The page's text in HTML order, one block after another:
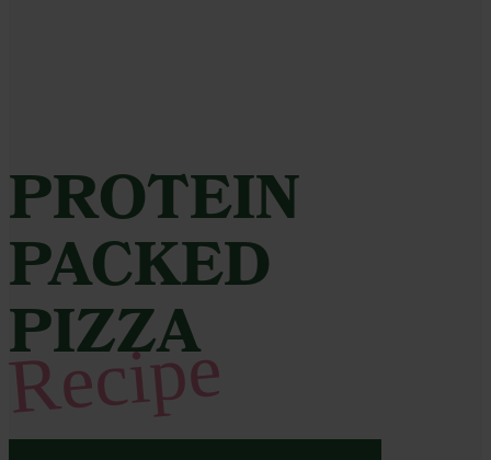
PROTEIN
PACKED
PIZZA
Recipe